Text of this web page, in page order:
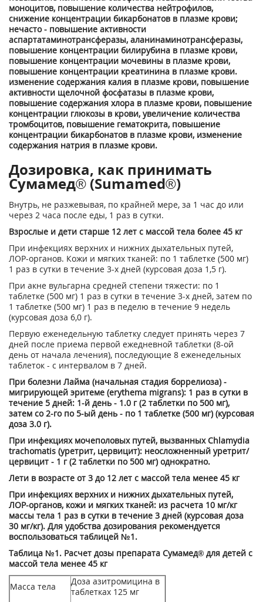
моноцитов, повышение количества нейтрофилов,
снижение концентрации бикарбонатов в плазме крови;
нечасто - повышение активности
аспартатаминотрансферазы, аланинаминотрансферазы,
повышение концентрации билирубина в плазме крови,
повышение концентрации мочевины в плазме крови,
повышение концентрации креатинина в плазме крови.
изменение содержания калия в плазме крови, повышение
активности щелочной фосфатазы в плазме крови,
повышение содержания хлора в плазме крови, повышение
концентрации глюкозы в крови, увеличение количества
тромбоцитов, повышение гематокрита, повышение
концентрации бикарбонатов в плазме крови, изменение
содержания натрия в плазме крови.
Дозировка, как принимать
Сумамед® (Sumamed®)
Внутрь, не разжевывая, по крайней мере, за 1 час до или
через 2 часа после еды, 1 раз в сутки.
Взрослые и дети старше 12 лет с массой тела более 45 кг
При инфекциях верхних и нижних дыхательных путей,
ЛОР-органов. Кожи и мягких тканей: по 1 таблетке (500 мг)
1 раз в сутки в течение 3-х дней (курсовая доза 1,5 г).
При акне вульгарна средней степени тяжести: по 1
таблетке (500 мг) 1 раз в сутки в течение 3-х дней, затем по
1 таблетке (500 мг) 1 раз в педелю в течение 9 недель
(курсовая доза 6,0 г).
Первую еженедельную таблетку следует принять через 7
дней после приема первой ежедневной таблетки (8-ой
день от начала лечения), последующие 8 еженедельных
таблеток - с интервалом в 7 дней.
При болезни Лайма (начальная стадия боррелиоза) -
мигрирующей эритеме (erythema migrans): 1 раз в сутки в
течение 5 дней: 1-й день - 1.0 г (2 таблетки по 500 мг),
затем со 2-го по 5-ый день - по 1 таблетке (500 мг) (курсовая
доза 3.0 г).
При инфекциях мочеполовых путей, вызванных Chlamydia
trachomatis (уретрит, цервицит): неосложненный уретрит/
цервицит - 1 г (2 таблетки по 500 мг) однократно.
Лети в возрасте от 3 до 12 лет с массой тела менее 45 кг
При инфекциях верхних и нижних дыхательных путей,
ЛОР-органов, кожи и мягких тканей: из расчета 10 мг/кг
массы тела 1 раз в сутки в течение 3 дней (курсовая доза
30 мг/кг). Для удобства дозирования рекомендуется
воспользоваться таблицей №1.
Таблица №1. Расчет дозы препарата Сумамед® для детей с
массой тела менее 45 кг
Масса тела
Доза азитромицина в
таблетках 125 мг